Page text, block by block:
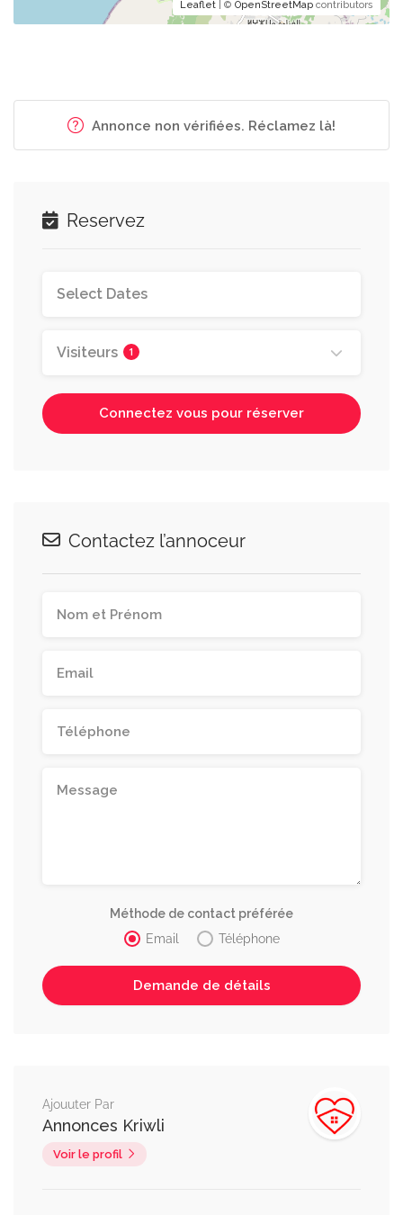
Leaflet | © OpenStreetMap contributors
Annonce non vérifiées. Réclamez là!
Reservez
Visiteurs 1
Connectez vous pour réserver
Contactez l’annoceur
Méthode de contact préférée
Email
Téléphone
Ajouuter Par
Annonces Kriwli
Voir le profil